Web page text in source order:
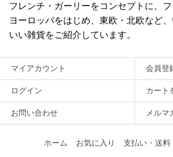
フレンチ・ガーリーをコンセプトに、
ヨーロッパをはじめ、東欧・北欧など
いい雑貨をご紹介しています。
マイアカウント 会員登
ログイン カート
お問い合わせ メルマ
ホーム お気に入り 支払い・送料